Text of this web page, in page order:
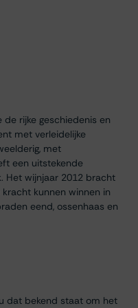
rijke geschiedenis en
met verleidelijke
met
een uitstekende
Het wijnjaar 2012 bracht
kunnen winnen in
eend, ossenhaas en
dat bekend staat om het